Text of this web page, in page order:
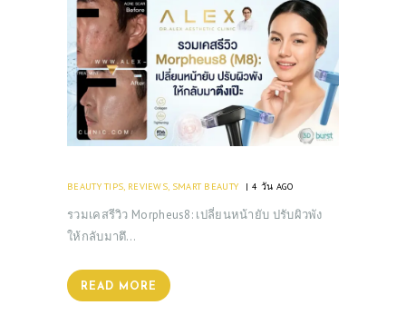
BEAUTY TIPS, REVIEWS, SMART BEAUTY 4 วัน AGO
รวมเคสรีวิว Morpheus8: เปลี่ยนหน้ายับ ปรับผิวพัง
ให้กลับมาตึ…
READ MORE